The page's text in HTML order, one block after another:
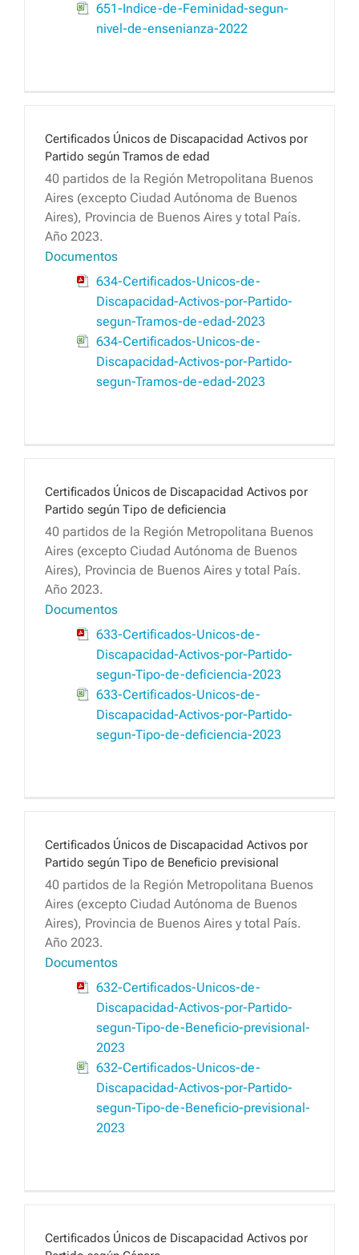
651-Indice-de-Feminidad-segun-
nivel-de-ensenianza-2022
Certificados Únicos de Discapacidad Activos por
Partido según Tramos de edad
40 partidos de la Región Metropolitana Buenos
Aires (excepto Ciudad Autónoma de Buenos
Aires), Provincia de Buenos Aires y total País.
Año 2023.
Documentos
634-Certificados-Unicos-de-
Discapacidad-Activos-por-Partido-
segun-Tramos-de-edad-2023
634-Certificados-Unicos-de-
Discapacidad-Activos-por-Partido-
segun-Tramos-de-edad-2023
Certificados Únicos de Discapacidad Activos por
Partido según Tipo de deficiencia
40 partidos de la Región Metropolitana Buenos
Aires (excepto Ciudad Autónoma de Buenos
Aires), Provincia de Buenos Aires y total País.
Año 2023.
Documentos
633-Certificados-Unicos-de-
Discapacidad-Activos-por-Partido-
segun-Tipo-de-deficiencia-2023
633-Certificados-Unicos-de-
Discapacidad-Activos-por-Partido-
segun-Tipo-de-deficiencia-2023
Certificados Únicos de Discapacidad Activos por
Partido según Tipo de Beneficio previsional
40 partidos de la Región Metropolitana Buenos
Aires (excepto Ciudad Autónoma de Buenos
Aires), Provincia de Buenos Aires y total País.
Año 2023.
Documentos
632-Certificados-Unicos-de-
Discapacidad-Activos-por-Partido-
segun-Tipo-de-Beneficio-previsional-
2023
632-Certificados-Unicos-de-
Discapacidad-Activos-por-Partido-
segun-Tipo-de-Beneficio-previsional-
2023
Certificados Únicos de Discapacidad Activos por